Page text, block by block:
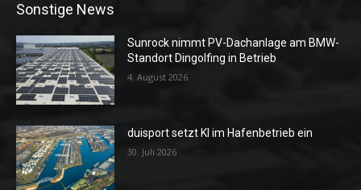
Sonstige News
Sunrock nimmt PV-Dachanlage am BMW-
Standort Dingolfing in Betrieb
4. August 2026
duisport setzt KI im Hafenbetrieb ein
30. Juli 2026